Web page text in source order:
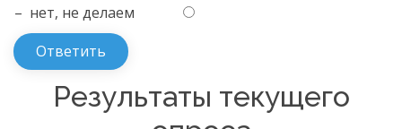
– нет, не делаем
Результаты текущего